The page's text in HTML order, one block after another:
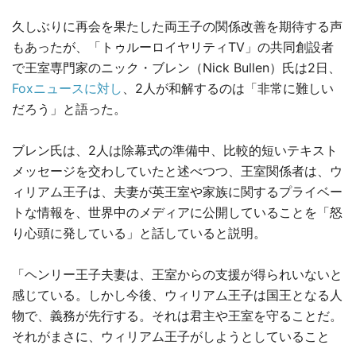
久しぶりに再会を果たした両王子の関係改善を期待する声
もあったが、「トゥルーロイヤリティTV」の共同創設者
で王室専門家のニック・ブレン（Nick Bullen）氏は2日、
Foxニュースに対し 、2人が和解するのは「非常に難しい
だろう」と語った。
ブレン氏は、2人は除幕式の準備中、比較的短いテキスト
メッセージを交わしていたと述べつつ、王室関係者は、ウ
ィリアム王子は、夫妻が英王室や家族に関するプライベー
トな情報を、世界中のメディアに公開していることを「怒
り心頭に発している」と話していると説明。
「ヘンリー王子夫妻は、王室からの支援が得られいないと
感じている。しかし今後、ウィリアム王子は国王となる人
物で、義務が先行する。それは君主や王室を守ることだ。
それがまさに、ウィリアム王子がしようとしていること